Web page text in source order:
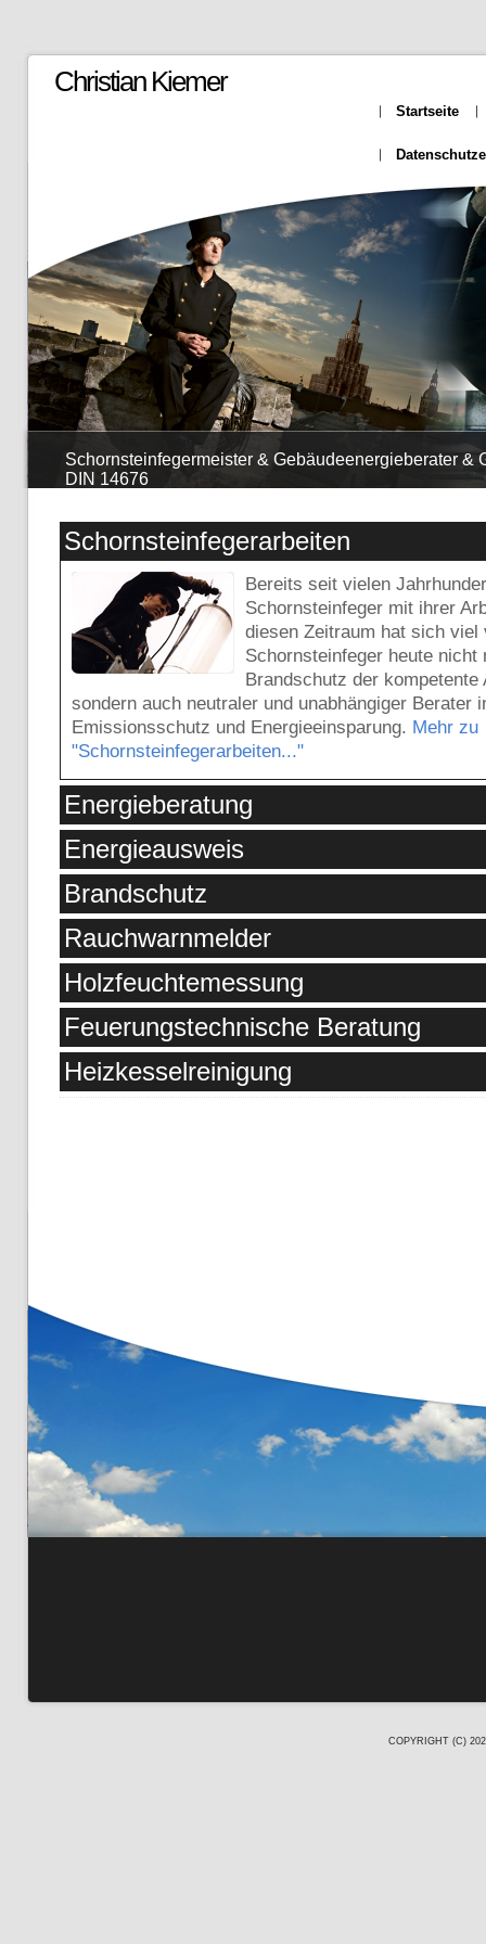
Schornsteinfegermeister & Gebäudeenergieberater
DIN 14676
Christian Kiemer
Startseite
Schornsteinfegerarbeiten
Bereits seit vielen
Schornsteinfeger mit ihrer
diesen Zeitraum hat sich
Schornsteinfeger heute nicht
Brandschutz der kompetente
sondern auch neutraler und unabhängiger Berater
Emissionsschutz und Energieeinsparung. Mehr zu
"Schornsteinfegerarbeiten..."
Energieberatung
Energieausweis
Brandschutz
Rauchwarnmelder
Holzfeuchtemessung
Feuerungstechnische Beratung
Heizkesselreinigung
COPYRIGHT (C)